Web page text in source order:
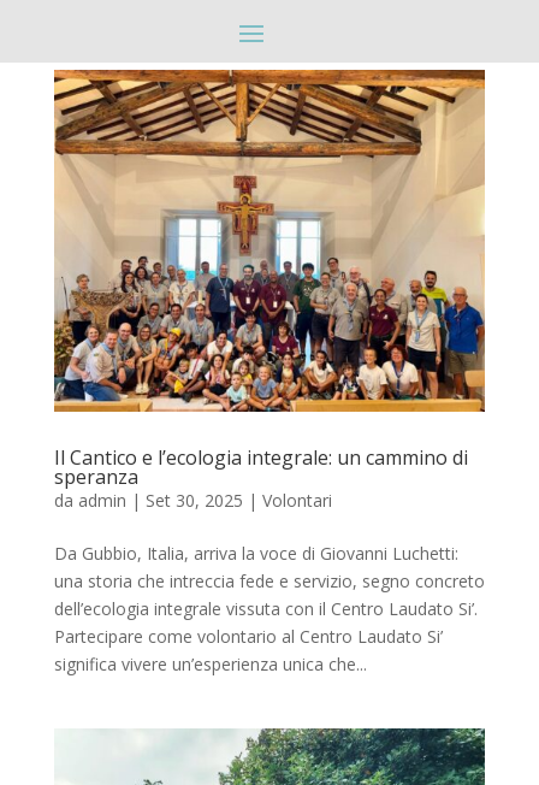
Il Cantico e l’ecologia integrale: un cammino di
speranza
da admin | Set 30, 2025 | Volontari
Da Gubbio, Italia, arriva la voce di Giovanni Luchetti:
una storia che intreccia fede e servizio, segno concreto
dell’ecologia integrale vissuta con il Centro Laudato Si’.
Partecipare come volontario al Centro Laudato Si’
significa vivere un’esperienza unica che...